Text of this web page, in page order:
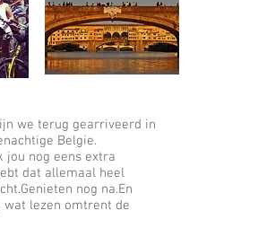
we terug gearriveerd in
Belgie.
jou nog eens extra
dat allemaal heel
nog na.En
wat lezen omtrent de